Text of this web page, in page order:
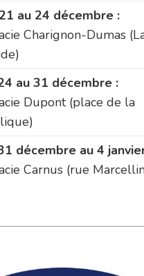
au 24 décembre :
Charignon-Dumas
au 31 décembre :
Dupont (place de la
décembre au 4
Carnus (rue